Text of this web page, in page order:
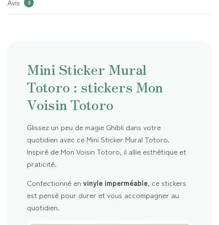
Avis 0
Mini Sticker Mural
Totoro : stickers Mon
Voisin Totoro
Glissez un peu de magie Ghibli dans votre
quotidien avec ce Mini Sticker Mural Totoro.
Inspiré de Mon Voisin Totoro, il allie esthétique et
praticité.
Confectionné en vinyle imperméable , ce stickers
est pensé pour durer et vous accompagner au
quotidien.